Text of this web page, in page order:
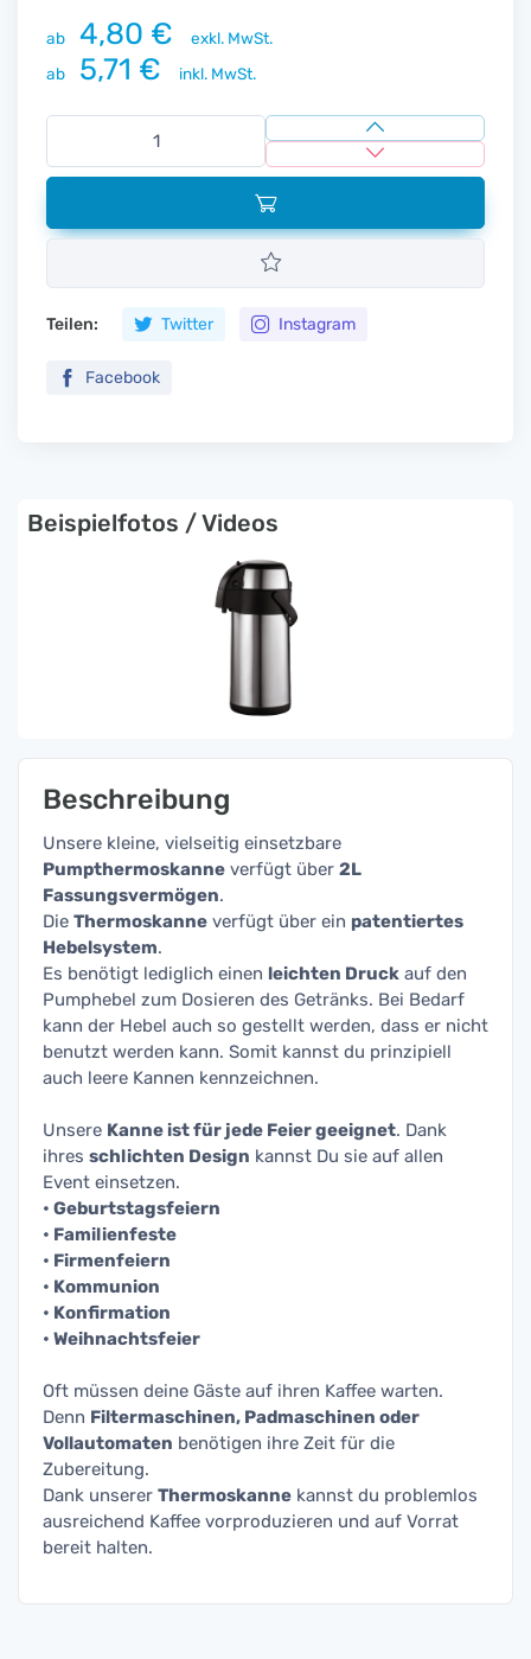
ab 4,80 €
exkl. MwSt.
ab
5,71 € inkl. MwSt.
Teilen: Twitter Instagram
Facebook
Beispielfotos / Videos
Beschreibung
Unsere kleine, vielseitig einsetzbare
Pumpthermoskanne verfügt über 2L
Fassungsvermögen.
Die Thermoskanne verfügt über ein patentiertes
Hebelsystem.
Es benötigt lediglich einen leichten Druck auf den
Pumphebel zum Dosieren des Getränks. Bei Bedarf
kann der Hebel auch so gestellt werden, dass er nicht
benutzt werden kann. Somit kannst du prinzipiell
auch leere Kannen kennzeichnen.
Unsere Kanne ist für jede Feier geeignet. Dank
ihres schlichten Design kannst Du sie auf allen
Event einsetzen.
• Geburtstagsfeiern
• Familienfeste
• Firmenfeiern
• Kommunion
• Konfirmation
• Weihnachtsfeier
Oft müssen deine Gäste auf ihren Kaffee warten.
Denn Filtermaschinen, Padmaschinen oder
Vollautomaten benötigen ihre Zeit für die
Zubereitung.
Dank unserer Thermoskanne kannst du problemlos
ausreichend Kaffee vorproduzieren und auf Vorrat
bereit halten.